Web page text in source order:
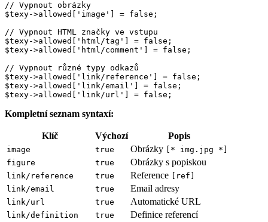
// Vypnout obrázky
$texy->allowed['image'] = false;
// Vypnout HTML značky ve vstupu
$texy->allowed['html/tag'] = false;
$texy->allowed['html/comment'] = false;
// Vypnout různé typy odkazů
$texy->allowed['link/reference'] = false;
$texy->allowed['link/email'] = false;
Kompletní seznam syntaxí:
Klíč Výchozí Popis
image true Obrázky
[* img.jpg *]
figure
true Obrázky s popiskou
link/reference true Reference
[ref]
link/email
true Email adresy
link/url true Automatické URL
link/definition true Definice referencí